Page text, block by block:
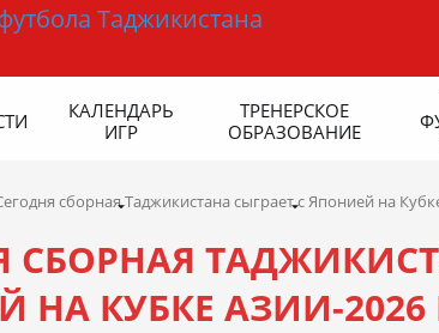
КАЛЕНДАРЬ
ИГР
ТРЕНЕРСКОЕ
ОБРАЗОВАНИЕ
сборная Таджикистана сыграет с Японией на
СБОРНАЯ
НА КУБКЕ АЗИИ-